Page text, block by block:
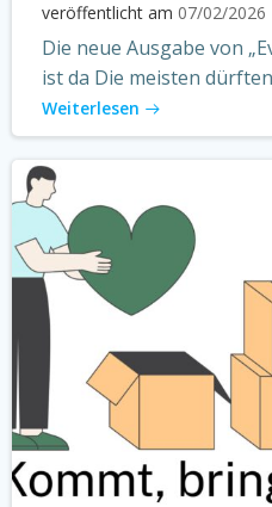
veröffentlicht am 07/02/2026
Die neue Ausgabe von
ist da Die meisten
Weiterlesen